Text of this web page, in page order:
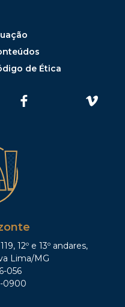
de Ética
12º e 13º andares,
Lima/MG
056
0900